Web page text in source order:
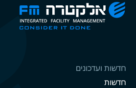
קחו את הצעד הבא